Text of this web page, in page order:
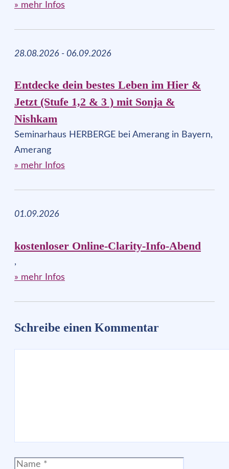
» mehr Infos
28.08.2026 - 06.09.2026
Entdecke dein bestes Leben im Hier &
Jetzt (Stufe 1,2 & 3 ) mit Sonja &
Nishkam
Seminarhaus HERBERGE bei Amerang in Bayern,
Amerang
» mehr Infos
01.09.2026
kostenloser Online-Clarity-Info-Abend
,
» mehr Infos
Schreibe einen Kommentar
Name